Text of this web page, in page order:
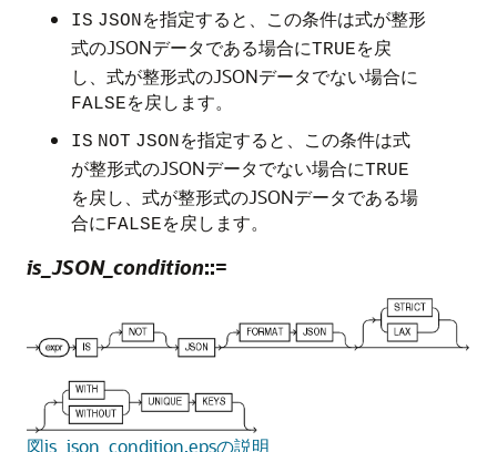
IS JSONを指定すると、この条件は式が整形
式のJSONデータである場合にTRUEを戻
し、式が整形式のJSONデータでない場合に
FALSEを戻します。
IS NOT JSONを指定すると、この条件は式
が整形式のJSONデータでない場合にTRUE
を戻し、式が整形式のJSONデータである場
合にFALSEを戻します。
is_JSON_condition::=
図is_json_condition.epsの説明